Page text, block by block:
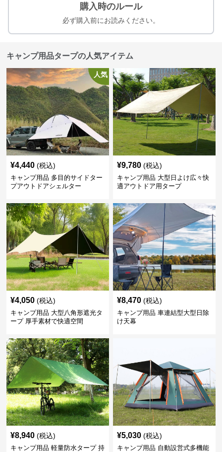
購入時のルール
必ず購入前にお読みください。
キャンプ用品タープの人気アイテム
人気
¥4,440 (税込)
キャンプ用品 多目的サイドター
プアウトドアシェルター
¥9,780 (税込)
キャンプ用品 大型日よけ広々快
適アウトドア用タープ
¥4,050 (税込)
キャンプ用品 大型八角形遮光タ
ープ 厚手素材で快適空間
¥8,470 (税込)
キャンプ用品 車連結型大型日除
け天幕
¥8,940 (税込)
キャンプ用品 軽量防水タープ 持
¥5,030 (税込)
キャンプ用品 自動設営式多機能